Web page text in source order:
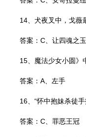
14、犬夜叉中，戈薇
答案：C、让四魂之
15、魔法少女小圆》
答案：A、左手
16、“怀中抱妹杀徒
答案：C、罪恶王冠